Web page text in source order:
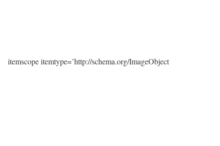
itemscope itemtype=’http://schema.org/ImageObject